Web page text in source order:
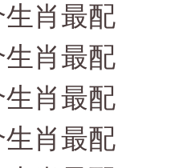
肖最配
肖最配
肖最配
肖最配